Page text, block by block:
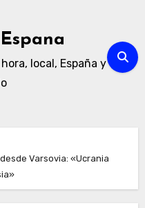
local, España y
Varsovia: «Ucrania